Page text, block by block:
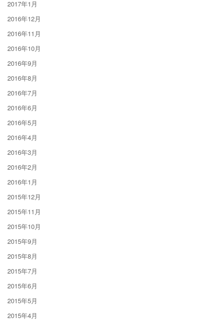
2017年1月
2016年12月
2016年11月
2016年10月
2016年9月
2016年8月
2016年7月
2016年6月
2016年5月
2016年4月
2016年3月
2016年2月
2016年1月
2015年12月
2015年11月
2015年10月
2015年9月
2015年8月
2015年7月
2015年6月
2015年5月
2015年4月